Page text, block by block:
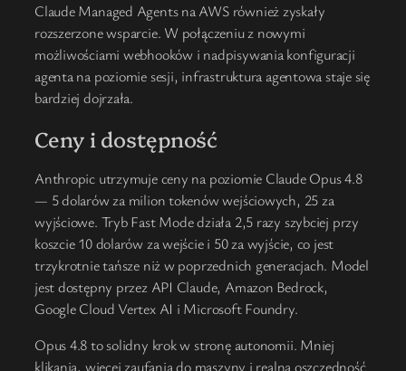
Claude Managed Agents na AWS również zyskały
rozszerzone wsparcie. W połączeniu z nowymi
możliwościami webhooków i nadpisywania konfiguracji
agenta na poziomie sesji, infrastruktura agentowa staje się
bardziej dojrzała.
Ceny i dostępność
Anthropic utrzymuje ceny na poziomie Claude Opus 4.8
— 5 dolarów za milion tokenów wejściowych, 25 za
wyjściowe. Tryb Fast Mode działa 2,5 razy szybciej przy
koszcie 10 dolarów za wejście i 50 za wyjście, co jest
trzykrotnie tańsze niż w poprzednich generacjach. Model
jest dostępny przez API Claude, Amazon Bedrock,
Google Cloud Vertex AI i Microsoft Foundry.
Opus 4.8 to solidny krok w stronę autonomii. Mniej
klikania, więcej zaufania do maszyny i realna oszczędność